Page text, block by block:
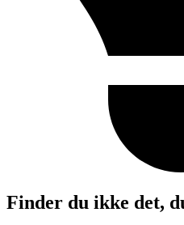
Finder du ikke det,